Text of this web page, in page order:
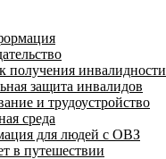
получения инвалидности
защита инвалидов
и трудоустройство
среда
для людей с ОВЗ
в путешествии